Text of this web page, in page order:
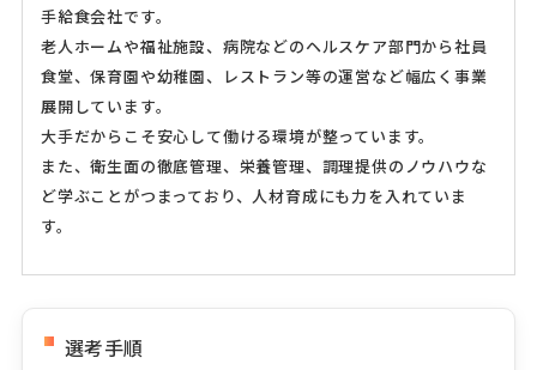
手給食会社です。
老人ホームや福祉施設、病院などのヘルスケア部門から社員
食堂、保育園や幼稚園、レストラン等の運営など幅広く事業
展開しています。
大手だからこそ安心して働ける環境が整っています。
また、衛生面の徹底管理、栄養管理、調理提供のノウハウな
ど学ぶことがつまっており、人材育成にも力を入れていま
す。
選考手順